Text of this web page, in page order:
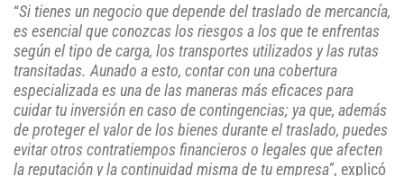
“Si tienes un negocio que depende del traslado de mercancía,
es esencial que conozcas los riesgos a los que te enfrentas
según el tipo de carga, los transportes utilizados y las rutas
transitadas. Aunado a esto, contar con una cobertura
especializada es una de las maneras más eficaces para
cuidar tu inversión en caso de contingencias; ya que, además
de proteger el valor de los bienes durante el traslado, puedes
evitar otros contratiempos financieros o legales que afecten
la reputación y la continuidad misma de tu empresa”, explicó